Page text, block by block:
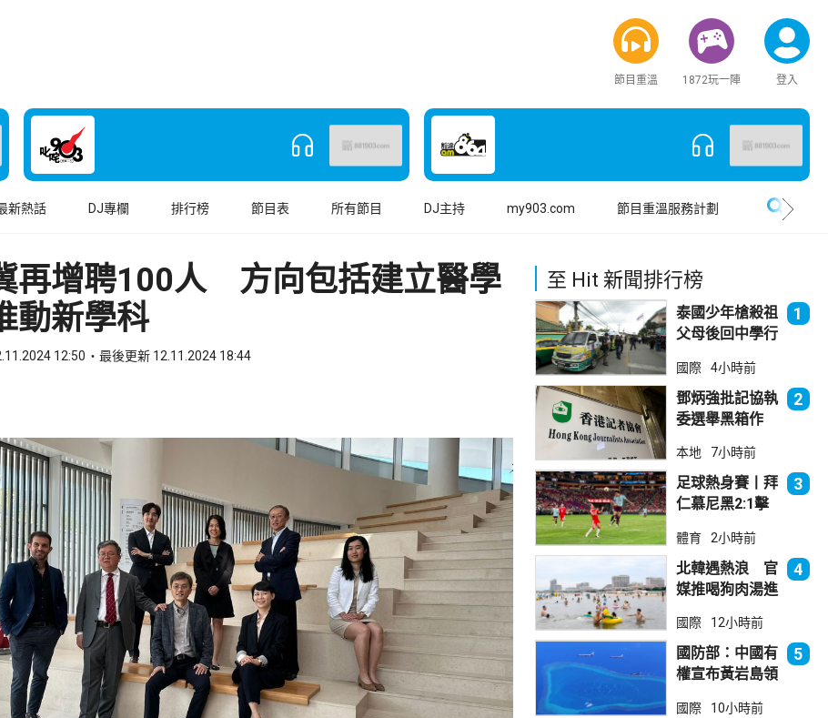
節目重溫 1872玩一陣 登入
新熱話 DJ專欄 排行榜 節目表 所有節目 DJ主持 my903.com 節目重溫服務計劃
再增聘100人 方向包括建立醫學
動新學科
12:50 最後更新 12.11.2024 18:44
WhatsApp
至 Hit 新聞排行榜
泰國少年槍殺祖
父母後回中學行
死23傷
1
國際 4小時前
鄧炳強批記協執
委選舉黑箱作
國安一定「釘死
你」
2
本地 7小時前
足球熱身賽丨拜
仁慕尼黑2:1擊
3
體育 2小時前
北韓遇熱浪 官
媒推喝狗肉湯進
4
國際 12小時前
國防部：中國有
權宣布黃岩島領
5
國際 10小時前